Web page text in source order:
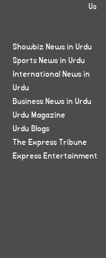
Us
Showbiz News in Urdu
Sports News in Urdu
International News in
Urdu
Business News in Urdu
Urdu Magazine
Urdu Blogs
The Express Tribune
Express Entertainment